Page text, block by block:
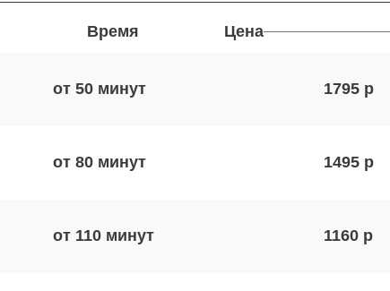
Время Цена
от 50 1795
от 80 1495
от 110 1160